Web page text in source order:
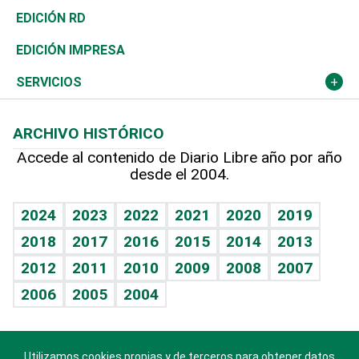
Ocenanía
Caribe
Resto del mundo
Telecom.
Global y variable
Economía personal
Sociales
Novedades
Podcast Arte Libre
Hablando con el pediatra
Vida y familia
Eñe
Celebrando la vida
Sin complejos
En pocas palabras
Tenis
Olimpismo
Más deportes
TBT Deportivo
El Espía
Noticiero Poteleche
Columnistas
Más firmas
Historia
Martes de tecnología
Cambio climático
Revista
Deportes
Opinión
Hecho en casa
Guía del dinero
EDICIÓN RD
EDICIÓN IMPRESA
SERVICIOS
Cumpleaños
Horóscopos
Crucigramas
ARCHIVO HISTÓRICO
Accede al contenido de Diario Libre año por año
desde el 2004.
2024 2023 2022 2021 2020
2019
2018
2017 2016 2015 2014
2013
2012
2011 2010 2009 2008
2007
2006
2005 2004